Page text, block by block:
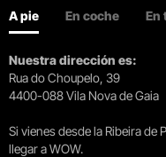
A pie En coche En
Nuestra dirección es:
Rua do Choupelo, 39
4400-088 Vila Nova de Gaia
Si vienes desde la Ribeira de
llegar a WOW.